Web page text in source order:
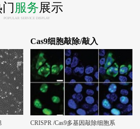
服务展示
POPULAR SERVICE DISPLAY
Cas9细胞敲除/敲入
CRISPR /Cas9多基因敲除细胞系